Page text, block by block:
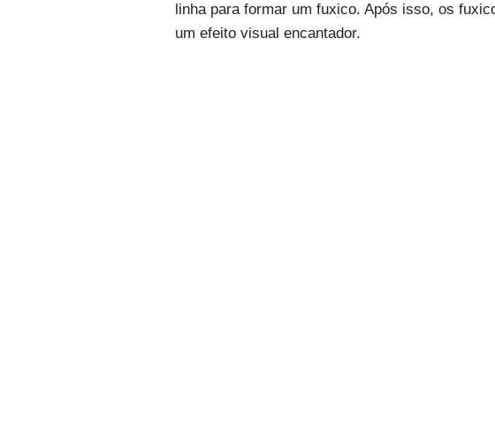
linha para formar um fuxico. Após isso, os
um efeito visual encantador.